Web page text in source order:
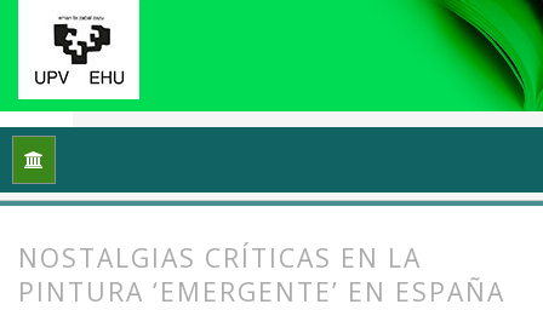
Inicio
NOSTALGIAS CRÍTICAS EN LA
PINTURA ‘EMERGENTE’ EN ESPAÑA